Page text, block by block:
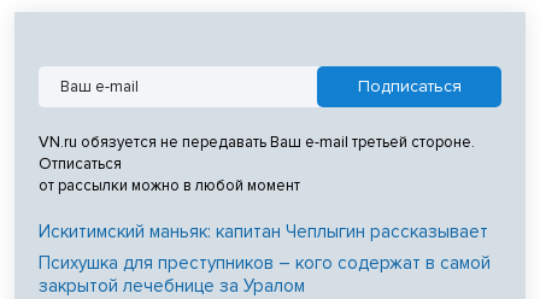
VN.ru обязуется не передавать Ваш e-mail третьей стороне.
Отписаться
от рассылки можно в любой момент
Искитимский маньяк: капитан Чеплыгин рассказывает
Психушка для преступников – кого содержат в самой
закрытой лечебнице за Уралом